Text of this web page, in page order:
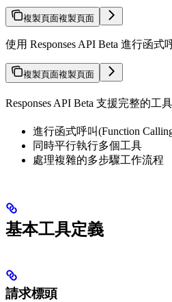
複製頁面複製頁面
使用 Responses API Beta 進行函式
複製頁面複製頁面
Responses API Beta 支援完整的工
進行函式呼叫(Function
同時平行執行多個工具
處理複雜的多步驟工作流程
基本工具定義
請求標頭